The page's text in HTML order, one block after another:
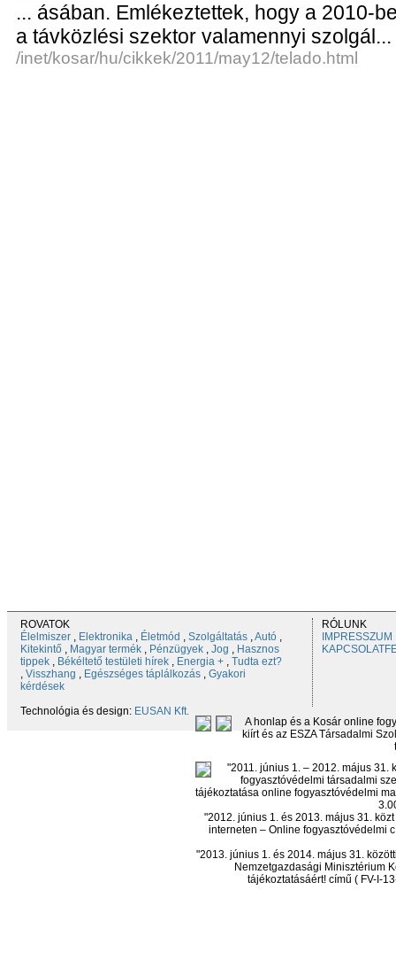
... ásában. Emlékeztettek, hogy a 2010-
a távközlési szektor valamennyi szolgál...
/inet/kosar/hu/cikkek/2011/may12/telado.html
ROVATOK
Élelmiszer , Elektronika , Életmód , Szolgáltatás ,Autó ,
Kitekintő , Magyar termék , Pénzügyek , Jog , Hasznos
tippek , Békéltető testületi hírek , Energia + , Tudta ezt?
, Visszhang , Egészséges táplálkozás , Gyakori
kérdések
Technológia és design: EUSAN Kft.
RÓLUNK
IMPRESSZUM
A honlap és a Kosár online
kiírt és az ESZA Társadalmi
"2011. június 1. – 2012. május 31.
fogyasztóvédelmi társadalmi
tájékoztatása online fogyasztóvédelmi
"2012. június 1. és 2013. május 31.
interneten – Online fogyasztóvédelmi
"2013. június 1. és 2014. május 31.
Nemzetgazdasági Minisztérium
tájékoztatásáért! című ( FV-I-